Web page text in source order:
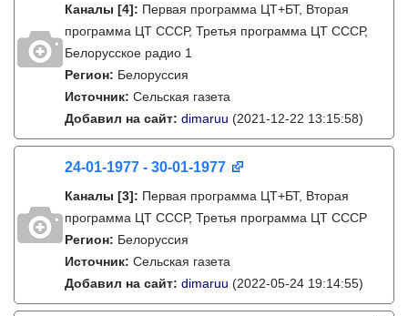
Каналы [4]: Первая программа ЦТ+БТ, Вторая
программа ЦТ ССCР, Третья программа ЦТ ССCР,
Белорусское радио 1
Регион: Белоруссия
Источник: Сельская газета
Добавил на сайт: dimaruu (2021-12-22 13:15:58)
24-01-1977 - 30-01-1977
Каналы [3]: Первая программа ЦТ+БТ, Вторая
программа ЦТ ССCР, Третья программа ЦТ ССCР
Регион: Белоруссия
Источник: Сельская газета
Добавил на сайт: dimaruu (2022-05-24 19:14:55)